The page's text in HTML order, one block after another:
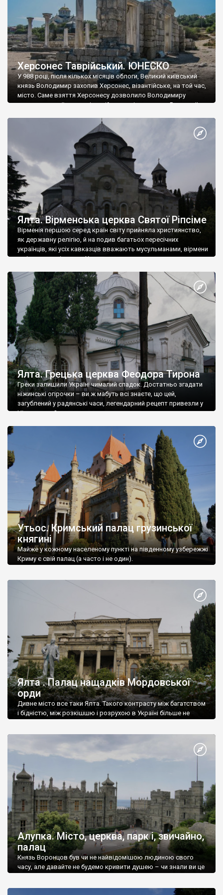
Херсонес Таврійський. ЮНЕСКО
У 988 році, після кількох місяців облоги, Великий київський
князь Володимир захопив Херсонес, візантійське, на той час,
місто. Саме взяття Херсонесу дозволило Володимиру
диктувати свої умови візантійському імператору Василю ІІ, та
Херсонесі Володимир-язичник, став Василем-християнином.
А потім було Хрещення Русі. На честь Херсонесу Таврійського
Ялта. Вірменська церква Святої Ріпсіме
Вірменія першою серед країн світу прийняла християнство,
як державну релігію, й на подив багатьох пересічних
українців, які усіх кавказців вважають мусульманами, вірмени
є відданими вірянами Христа
Ялта. Грецька церква Феодора Тирона
Греки залишили Україні чималий спадок. Достатньо згадати
ніжинські огірочки – ви ж мабуть всі знаєте, що цей,
загублений у радянські часи, легендарний рецепт привезли у
Ніжин греки?
Утьос. Кримський палац грузинської
княгині
Майже у кожному населеному пункті на південному узбережжі
Криму є свій палац (а часто і не один).
Ялта . Палац нащадків Мордовської
орди
Дивне місто все таки Ялта. Такого контрасту між багатством
і бідністю, між розкішшю і розрухою в Україні більше не
Алупка. Місто, церква, парк і, звичайно,
палац
Князь Воронцов був чи не найвідомішою людиною свого
часу, але давайте не будемо кривити душею – чи знали ви це